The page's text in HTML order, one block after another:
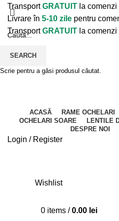
TransportGRATUIT la
Livrare în 5-10 zile pentru
TransportGRATUIT la
ACASĂ RAME OCHELARI
OCHELARI SOARE
LENTILE
DESPRE NOI
Login / Register
Wishlist
0 items / 0.00 lei
SEARCH
Scrie pentru a găsi produsul căutat.